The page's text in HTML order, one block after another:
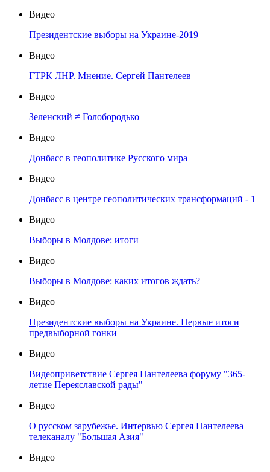
Видео
Президентские выборы на Украине-2019
Видео
ГТРК ЛНР. Мнение. Сергей Пантелеев
Видео
Зеленский ≠ Голобородько
Видео
Донбасс в геополитике Русского мира
Видео
Донбасс в центре геополитических трансформаций - 1
Видео
Выборы в Молдове: итоги
Видео
Выборы в Молдове: каких итогов ждать?
Видео
Президентские выборы на Украине. Первые итоги
предвыборной гонки
Видео
Видеоприветствие Сергея Пантелеева форуму "365-
летие Переяславской рады"
Видео
О русском зарубежье. Интервью Сергея Пантелеева
телеканалу "Большая Азия"
Видео